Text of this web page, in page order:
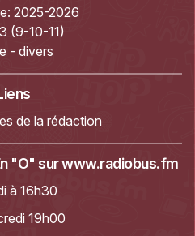
2025-2026
(9-10-11)
- divers
de la rédaction
"O" surwww.radiobus.fm
à 16h30
19h00